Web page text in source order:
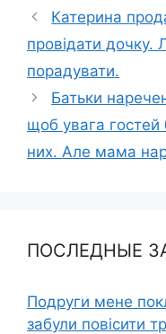
Катерина
провідати дочку.
порадувати.
Батьки
щоб увага
них. Але мама
ПОСЛЕДНЫЕ
Подруги мене
забули повісити